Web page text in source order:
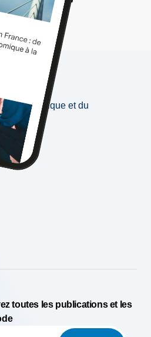
économique et du
toutes les publications et les